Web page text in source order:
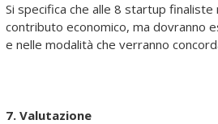
Si specifica che alle 8 startup finaliste
contributo economico, ma dovranno
e nelle modalità che verranno
7. Valutazione